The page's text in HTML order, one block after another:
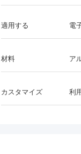
適用する 電
材料 ア
カスタマイズ 利